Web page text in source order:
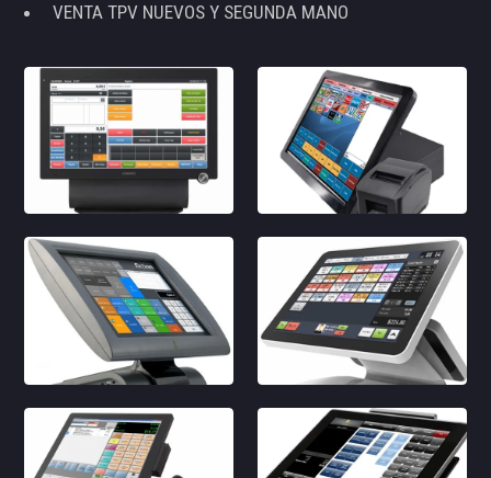
VENTA TPV NUEVOS Y SEGUNDA MANO